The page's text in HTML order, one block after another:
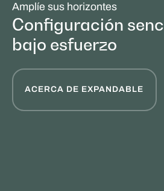
Amplíe sus horizontes
Configuración
bajo esfuerzo
ACERCA DE EXPANDABLE